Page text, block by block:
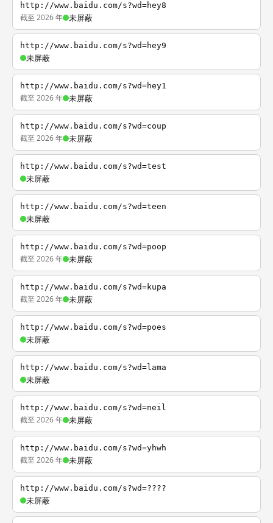
http://www.baidu.com/s?wd=hey8
截至 2026 年 未屏蔽
http://www.baidu.com/s?wd=hey9
未屏蔽
http://www.baidu.com/s?wd=hey1
截至 2026 年 未屏蔽
http://www.baidu.com/s?wd=coup
截至 2026 年 未屏蔽
http://www.baidu.com/s?wd=test
未屏蔽
http://www.baidu.com/s?wd=teen
未屏蔽
http://www.baidu.com/s?wd=poop
截至 2026 年 未屏蔽
http://www.baidu.com/s?wd=kupa
截至 2026 年 未屏蔽
http://www.baidu.com/s?wd=poes
未屏蔽
http://www.baidu.com/s?wd=lama
未屏蔽
http://www.baidu.com/s?wd=neil
截至 2026 年 未屏蔽
http://www.baidu.com/s?wd=yhwh
截至 2026 年 未屏蔽
http://www.baidu.com/s?wd=????
未屏蔽